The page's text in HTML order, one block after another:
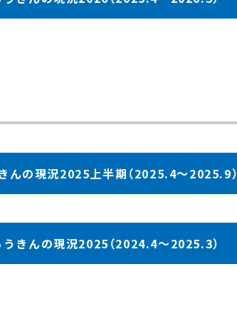
んの現況2025上半期（2025.4～2025.9）
きんの現況2025（2024.4～2025.3）